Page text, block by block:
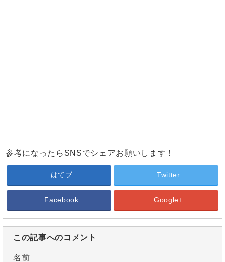
参考になったらSNSでシェアお願いします！
はてブ Twitter
Facebook Google+
この記事へのコメント
名前